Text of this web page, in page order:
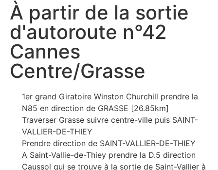
À partir de la sortie
d'autoroute n°42
Cannes
Centre/Grasse
1er grand Giratoire Winston Churchill prendre la
N85 en direction de GRASSE [26.85km]
Traverser Grasse suivre centre-ville puis SAINT-
VALLIER-DE-THIEY
Prendre direction de SAINT-VALLIER-DE-THIEY
A Saint-Vallie-de-Thiey prendre la D.5 direction
Caussol qui se trouve à la sortie de Saint-Vallier à